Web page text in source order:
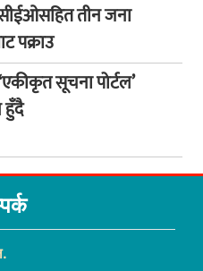
तीन जना
पक्राउ
सूचना पोर्टल’
हुँदै